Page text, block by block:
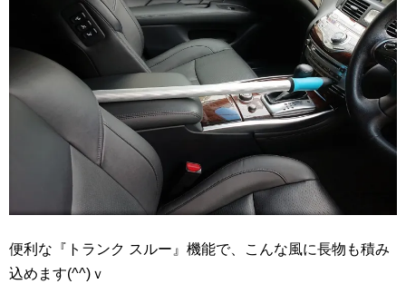
便利な『トランク スルー』機能で、こんな風に長物も積み
込めます(^^)ｖ